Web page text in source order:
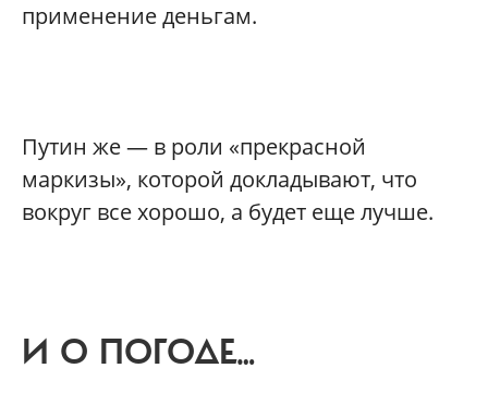
применение деньгам.
Путин же — в роли «прекрасной
маркизы», которой докладывают, что
вокруг все хорошо, а будет еще лучше.
И О ПОГОДЕ…